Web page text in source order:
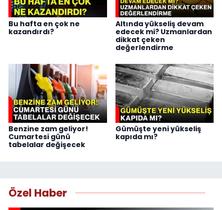
Bu hafta en çok ne
kazandırdı?
Altında yükseliş devam
edecek mi? Uzmanlardan
dikkat çeken
değerlendirme
Benzine zam geliyor!
Cumartesi günü
tabelalar değişecek
Gümüşte yeni yükseliş
kapıda mı?
Özel Haber